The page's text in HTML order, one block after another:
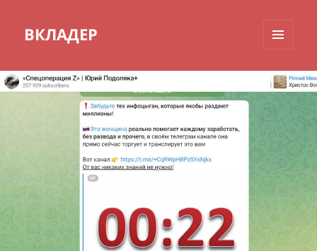
ВКЛАДЕР
ВИДЖЕТЫ